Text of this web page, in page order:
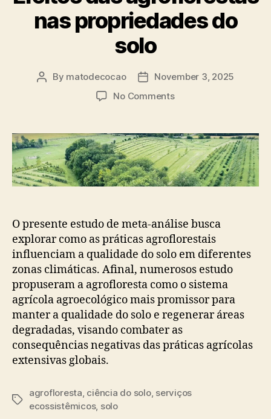
nas propriedades do
solo
Post
By matodecocao
PostNovember 3, 2025
No Commentson
agroflorestas
nas
propriedades
do
solo
O presente estudo de meta-análise busca
explorar como as práticas agroflorestais
influenciam a qualidade do solo em diferentes
zonas climáticas. Afinal, numerosos estudo
propuseram a agrofloresta como o sistema
agrícola agroecológico mais promissor para
manter a qualidade do solo e regenerar áreas
degradadas, visando combater as
consequências negativas das práticas agrícolas
extensivas globais.
Tags
agrofloresta, ciência do solo, serviços
ecossistêmicos, solo